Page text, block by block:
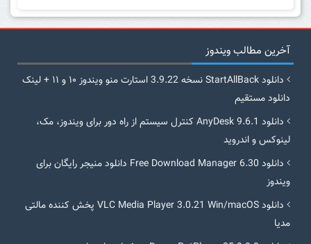
آخرین مطالب ویندوز
دانلود StartAllBack نسخه 3.9.22 استارت منو ویندوز ۱۰ و ۱۱ + لینک
دانلود مستقیم
دانلود AnyDesk 9.6.1 کنترل سیستم از راه دور برای ویندوز، مک،
لینوکس و اندروید
دانلود Free Download Manager 6.30 دانلود منیجر رایگان برای
ویندوز
دانلود VLC Media Player 3.0.21 Win/macOS پخش کننده مالتی
مدیا